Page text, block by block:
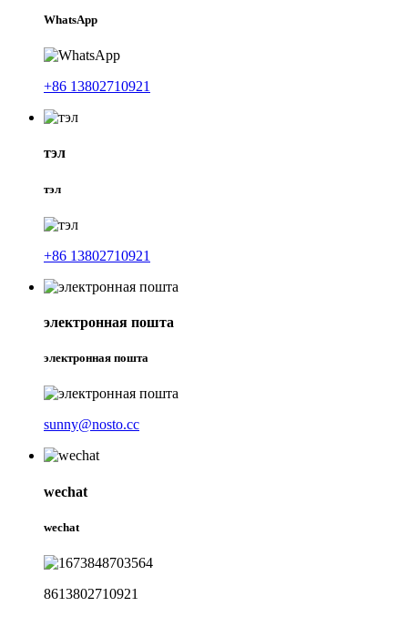
WhatsApp
+86 13802710921
тэл
тэл
+86 13802710921
электронная пошта
электронная пошта
sunny@nosto.cc
wechat
wechat
8613802710921